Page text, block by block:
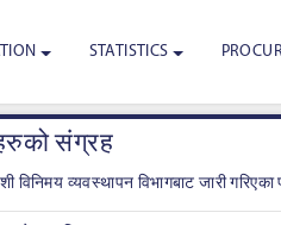
STATISTICS
संग्रह
विनिमय व्यवस्थापन विभागबाट जारी